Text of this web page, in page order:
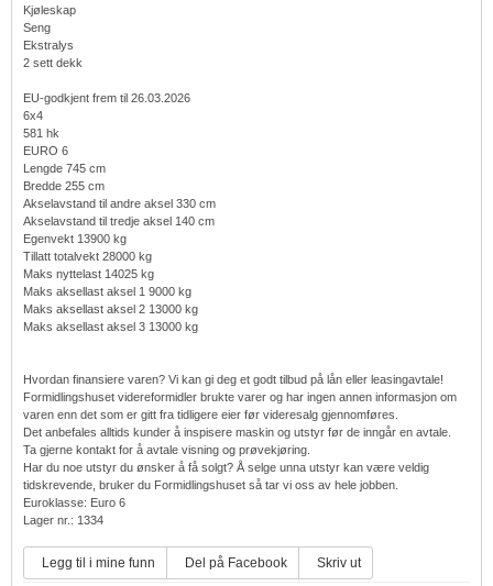
Kjøleskap
Seng
Ekstralys
2 sett dekk
EU-godkjent frem til 26.03.2026
6x4
581 hk
EURO 6
Lengde 745 cm
Bredde 255 cm
Akselavstand til andre aksel 330 cm
Akselavstand til tredje aksel 140 cm
Egenvekt 13900 kg
Tillatt totalvekt 28000 kg
Maks nyttelast 14025 kg
Maks aksellast aksel 1 9000 kg
Maks aksellast aksel 2 13000 kg
Maks aksellast aksel 3 13000 kg
Hvordan finansiere varen? Vi kan gi deg et godt tilbud på lån eller leasingavtale!
Formidlingshuset videreformidler brukte varer og har ingen annen informasjon om
varen enn det som er gitt fra tidligere eier før videresalg gjennomføres.
Det anbefales alltids kunder å inspisere maskin og utstyr før de inngår en avtale.
Ta gjerne kontakt for å avtale visning og prøvekjøring.
Har du noe utstyr du ønsker å få solgt? Å selge unna utstyr kan være veldig
tidskrevende, bruker du Formidlingshuset så tar vi oss av hele jobben.
Euroklasse: Euro 6
Lager nr.: 1334
Legg til i mine funn Del på Facebook Skriv ut